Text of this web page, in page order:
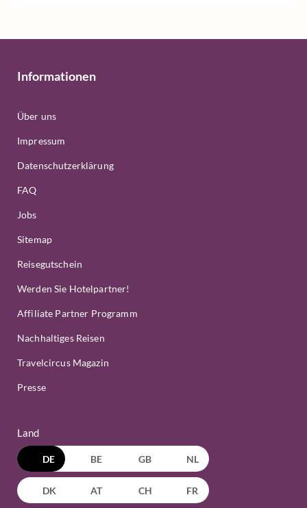
Informationen
Über uns
Impressum
Datenschutzerklärung
FAQ
Jobs
Sitemap
Reisegutschein
Werden Sie Hotelpartner!
Affiliate Partner Programm
Nachhaltiges Reisen
Travelcircus Magazin
Presse
Land
DE BE GB NL
DK AT CH FR